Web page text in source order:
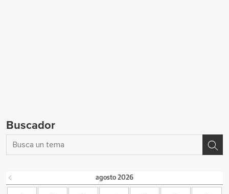
Buscador
agosto 2026